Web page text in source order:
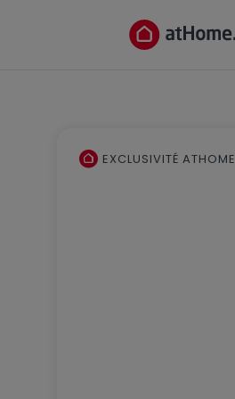
EXCLUSIVITÉ ATHOME